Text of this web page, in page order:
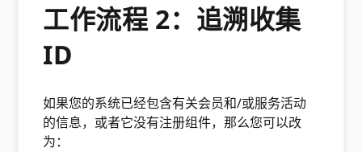
工作流程 2：追溯收集
ID
如果您的系统已经包含有关会员和/或服务活动
的信息，或者它没有注册组件，那么您可以改
为：